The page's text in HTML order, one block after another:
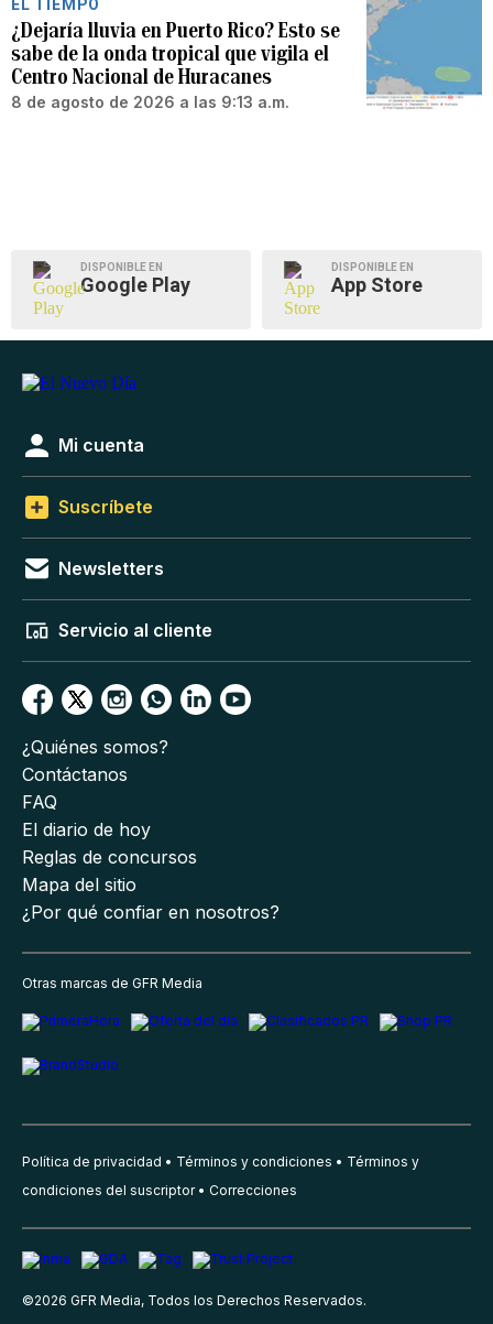
EL TIEMPO
¿Dejaría lluvia en Puerto Rico? Esto se
sabe de la onda tropical que vigila el
Centro Nacional de Huracanes
8 de agosto de 2026 a las 9:13 a.m.
DISPONIBLE EN
Google Play
DISPONIBLE EN
App Store
Mi cuenta
Suscríbete
Newsletters
Servicio al cliente
¿Quiénes somos?
Contáctanos
FAQ
El diario de hoy
Reglas de concursos
Mapa del sitio
¿Por qué confiar en nosotros?
Otras marcas de GFR Media
Política de privacidad Términos y condiciones
Términos y
condiciones del suscriptor
Correcciones
©2026 GFR Media, Todos los Derechos Reservados.